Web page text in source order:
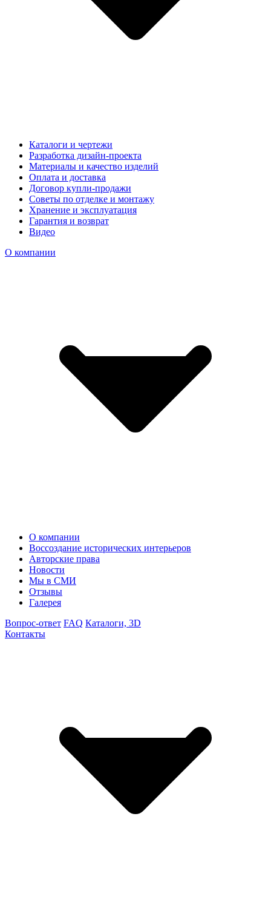
Каталоги и чертежи
Разработка дизайн-проекта
Материалы и качество изделий
Оплата и доставка
Договор купли-продажи
Советы по отделке и монтажу
Хранение и эксплуатация
Гарантия и возврат
Видео
О компании
О компании
Воссоздание исторических интерьеров
Авторские права
Новости
Мы в СМИ
Отзывы
Галерея
Вопрос-ответ FAQ Каталоги, 3D
Контакты